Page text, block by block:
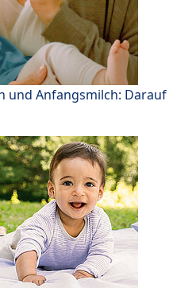
und Anfangsmilch: Darauf